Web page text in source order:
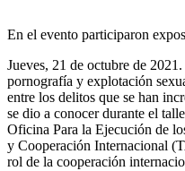
En el evento participaron
Jueves, 21 de octubre de 2021.
pornografía y explotación
entre los delitos que se han
se dio a conocer durante el
Oficina Para la Ejecución de
y Cooperación Internacional
rol de la cooperación